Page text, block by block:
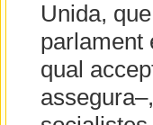
Unida,
parlament
qual